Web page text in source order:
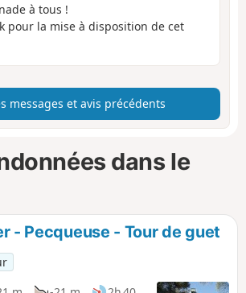
à tous !
pour la mise à disposition de cet
messages et avis précédents
dans le
- Pecqueuse - Tour de guet